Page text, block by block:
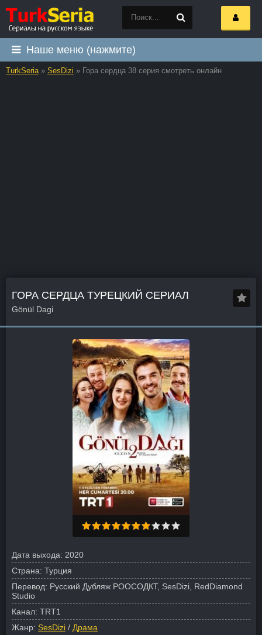
Наше меню (нажмите)
TurkSeria» SesDizi » Гора сердца 38 серия смотреть онлайн
ГОРА СЕРДЦА ТУРЕЦКИЙ СЕРИАЛ
Gönül Dagi
Дата выхода: 2020
Страна: Турция
Перевод: Русский Дубляж РООСОДКТ, SesDizi, RedDiamond
Studio
Канал: TRT1
Жанр: SesDizi / Драма